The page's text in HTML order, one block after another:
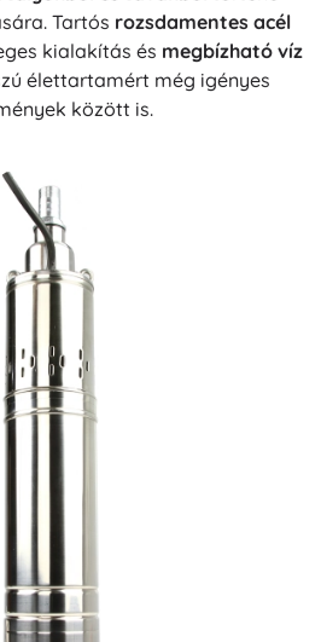
Tartós rozsdamentes acél
kialakítás és megbízható víz
élettartamért még igényes
között is.